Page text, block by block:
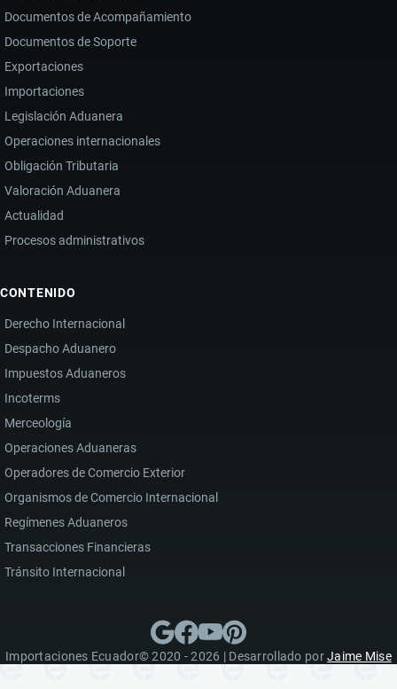
Documentos de Acompañamiento
Documentos de Soporte
Exportaciones
Importaciones
Legislación Aduanera
Operaciones internacionales
Obligación Tributaria
Valoración Aduanera
Actualidad
Procesos administrativos
CONTENIDO
Derecho Internacional
Despacho Aduanero
Impuestos Aduaneros
Incoterms
Merceología
Operaciones Aduaneras
Operadores de Comercio Exterior
Organismos de Comercio Internacional
Regímenes Aduaneros
Transacciones Financieras
Tránsito Internacional
Importaciones Ecuador© 2020 - 2026 | Desarrollado porJaime Mise